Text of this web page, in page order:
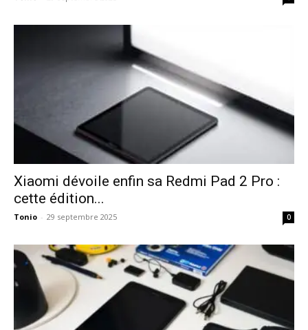
Xiaomi dévoile enfin sa Redmi Pad 2 Pro :
cette édition...
Tonio - 29 septembre 2025 0